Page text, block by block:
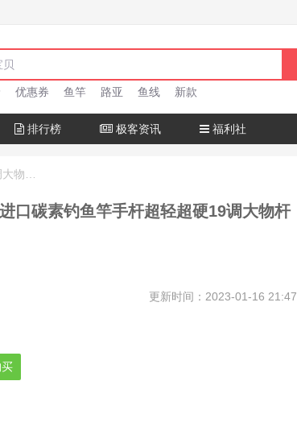
优惠券 鱼竿 路亚 鱼线 新款
排行榜 极客资讯 福利社
口碳素钓鱼竿手杆超轻超硬19调大物杆
更新时间：2023-01-16 21:47